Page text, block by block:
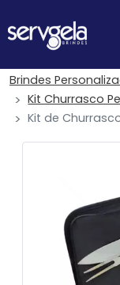
Brindes
Kit Churrasco
Kit de